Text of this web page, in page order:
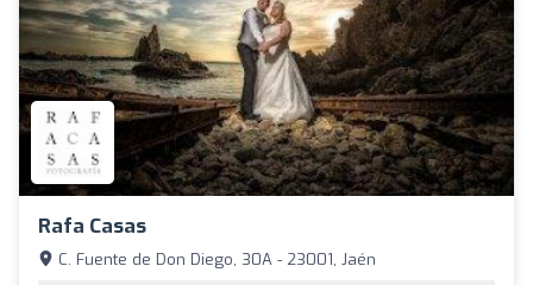
Rafa Casas
C. Fuente de Don Diego, 30A - 23001, Jaén